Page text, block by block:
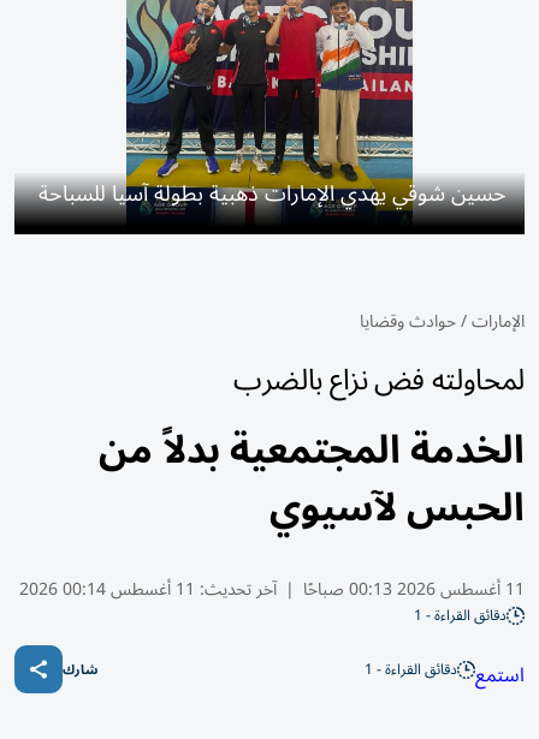
حسين شوقي يهدي الإمارات ذهبية بطولة آسيا للسباحة
الإمارات/حوادث وقضايا
لمحاولته فض نزاع بالضرب
الخدمة المجتمعية بدلاً من
الحبس لآسيوي
11 أغسطس 2026 00:13 صباحًا | آخر تحديث: 11 أغسطس 00:14 2026
دقائق القراءة - 1
استمع دقائق القراءة - 1 شارك